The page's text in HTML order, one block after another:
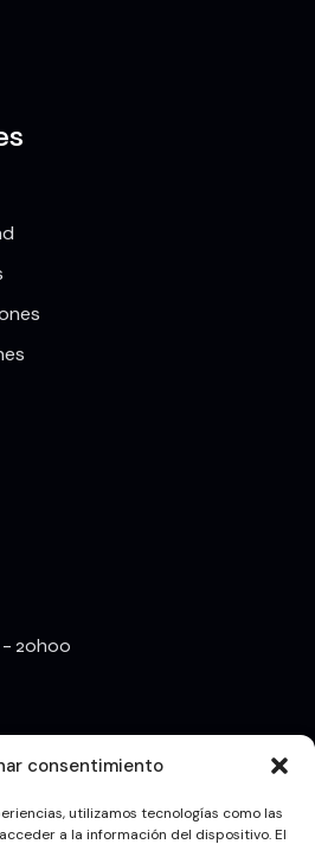
consentimiento
utilizamos tecnologías como las
a la información del dispositivo. El
20h00
18h00